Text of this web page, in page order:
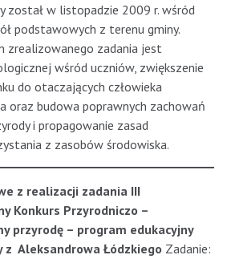
został w listopadzie 2009 r. wśród
podstawowych z terenu gminy.
zrealizowanego zadania jest
wśród uczniów, zwiększenie
do otaczających człowieka
oraz budowa poprawnych zachowań
i propagowanie zasad
z zasobów środowiska.
z realizacji zadania III
Konkurs Przyrodniczo –
przyrodę – program edukacyjny
z Aleksandrowa Łódzkiego Zadanie: